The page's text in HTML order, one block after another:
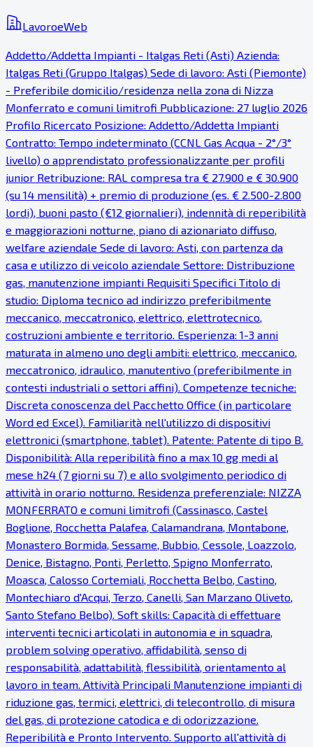
LavoroeWeb
Addetto/Addetta Impianti - Italgas Reti (Asti) Azienda:
Italgas Reti (Gruppo Italgas) Sede di lavoro: Asti (Piemonte)
- Preferibile domicilio/residenza nella zona di Nizza
Monferrato e comuni limitrofi Pubblicazione: 27 luglio 2026
Profilo Ricercato Posizione: Addetto/Addetta Impianti
Contratto: Tempo indeterminato (CCNL Gas Acqua - 2°/3°
livello) o apprendistato professionalizzante per profili
junior Retribuzione: RAL compresa tra € 27.900 e € 30.900
(su 14 mensilità) + premio di produzione (es. € 2.500-2.800
lordi), buoni pasto (€12 giornalieri), indennità di reperibilità
e maggiorazioni notturne, piano di azionariato diffuso,
welfare aziendale Sede di lavoro: Asti, con partenza da
casa e utilizzo di veicolo aziendale Settore: Distribuzione
gas, manutenzione impianti Requisiti Specifici Titolo di
studio: Diploma tecnico ad indirizzo preferibilmente
meccanico, meccatronico, elettrico, elettrotecnico,
costruzioni ambiente e territorio. Esperienza: 1-3 anni
maturata in almeno uno degli ambiti: elettrico, meccanico,
meccatronico, idraulico, manutentivo (preferibilmente in
contesti industriali o settori affini). Competenze tecniche:
Discreta conoscenza del Pacchetto Office (in particolare
Word ed Excel). Familiarità nell'utilizzo di dispositivi
elettronici (smartphone, tablet). Patente: Patente di tipo B.
Disponibilità: Alla reperibilità fino a max 10 gg medi al
mese h24 (7 giorni su 7) e allo svolgimento periodico di
attività in orario notturno. Residenza preferenziale: NIZZA
MONFERRATO e comuni limitrofi (Cassinasco, Castel
Boglione, Rocchetta Palafea, Calamandrana, Montabone,
Monastero Bormida, Sessame, Bubbio, Cessole, Loazzolo,
Denice, Bistagno, Ponti, Perletto, Spigno Monferrato,
Moasca, Calosso Cortemiali, Rocchetta Belbo, Castino,
Montechiaro d'Acqui, Terzo, Canelli, San Marzano Oliveto,
Santo Stefano Belbo). Soft skills: Capacità di effettuare
interventi tecnici articolati in autonomia e in squadra,
problem solving operativo, affidabilità, senso di
responsabilità, adattabilità, flessibilità, orientamento al
lavoro in team. Attività Principali Manutenzione impianti di
riduzione gas, termici, elettrici, di telecontrollo, di misura
del gas, di protezione catodica e di odorizzazione.
Reperibilità e Pronto Intervento. Supporto all'attività di